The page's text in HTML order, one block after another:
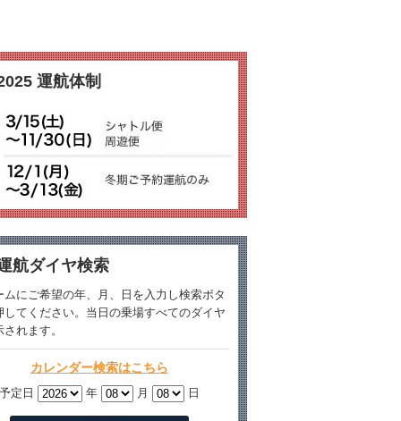
運航体制
航ダイヤ検索
ムにご希望の年、月、日を入力し検索ボタ
してください。当日の乗場すべてのダイヤ
れます。
カレンダー検索はこちら
予定日 年 月 日